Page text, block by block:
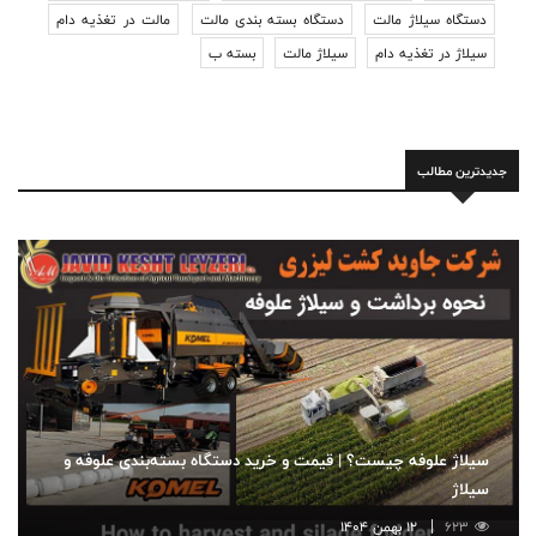
دستگاه سیلاژ مالت
دستگاه بسته بندی مالت
مالت در تغذیه دام
سیلاژ در تغذیه دام
سیلاژ مالت بسته ب
جدیدترین مطالب
سیلاژ علوفه چیست؟ | قیمت و خرید دستگاه بسته‌بندی علوفه و
سیلاژ
623 12 بهمن 1404